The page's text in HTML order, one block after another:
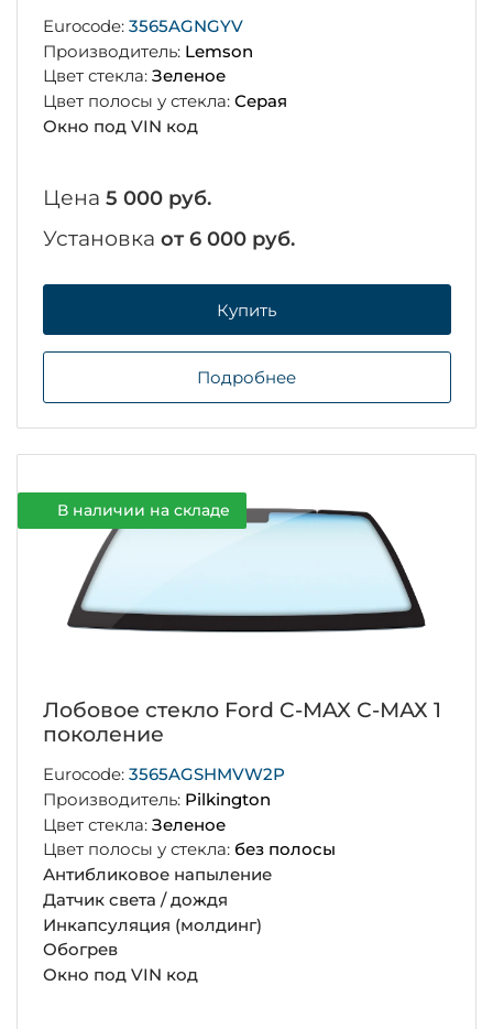
Eurocode: 3565AGNGYV
Производитель: Lemson
Цвет стекла: Зеленое
Цвет полосы у стекла: Серая
Окно под VIN код
Цена 5 000 руб.
Установка от 6 000 руб.
Купить
Подробнее
В наличии на складе
Лобовое стекло Ford C-MAX С-МАХ 1
поколение
Eurocode: 3565AGSHMVW2P
Производитель: Pilkington
Цвет стекла: Зеленое
Цвет полосы у стекла: без полосы
Антибликовое напыление
Датчик света / дождя
Инкапсуляция (молдинг)
Обогрев
Окно под VIN код